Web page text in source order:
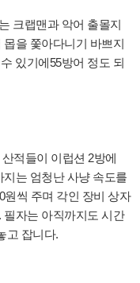
크랩맨과 악어 출몰지
을 쫓아다니기 바쁘지
있기에55방어 정도 되
산적들이 이럽션 2방에
는 엄청난 사냥 속도를
원씩 주며 각인 장비 상자
필자는 아직까지도 시간
고 잡니다.